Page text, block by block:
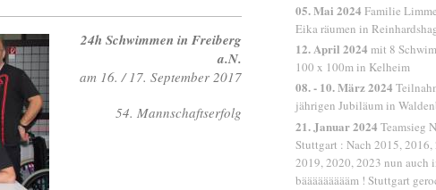
24h Schwimmen in Freiberg
a.N.
am 16. / 17. September 2017
54. Mannschaftserfolg
05. Mai 2024 Familie
Eika räumen in
12. April 2024 mit 8
100 x 100m in Kelheim
08. - 10. März 2024
jährigen Jubiläum in
21. Januar 2024 Teamsieg
Stuttgart : Nach 2015, 2016,
2019, 2020, 2023 nun auch
bäääääääääm ! Stuttgart